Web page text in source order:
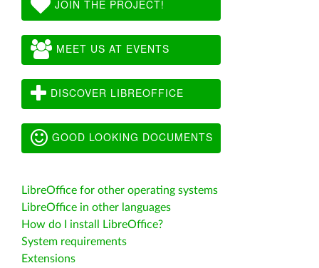
JOIN THE PROJECT!
MEET US AT EVENTS
DISCOVER LIBREOFFICE
GOOD LOOKING DOCUMENTS
LibreOffice for other operating systems
LibreOffice in other languages
How do I install LibreOffice?
System requirements
Extensions